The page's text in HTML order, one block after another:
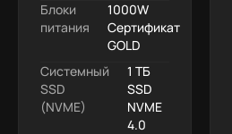
Блоки
питания
1000W
Сертификат
GOLD
Системный
SSD
(NVME)
1 ТБ
SSD
NVME
4.0